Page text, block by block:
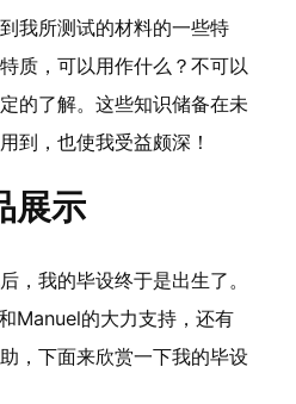
我所测试的材料的一些特
质，可以用作什么？不可以
的了解。这些知识储备在未
到，也使我受益颇深！
展示
，我的毕设终于是出生了。
Manuel的大力支持，还有
，下面来欣赏一下我的毕设